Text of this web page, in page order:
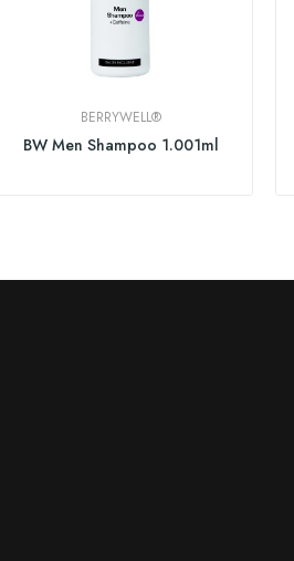
BERRYWELL®
BW Men Shampoo 1.001ml